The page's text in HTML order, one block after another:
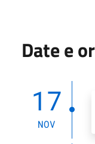
Date e
17
NOV